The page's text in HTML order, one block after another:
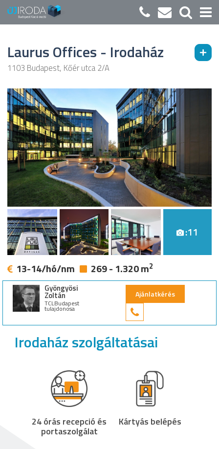
Laurus Offices - Irodaház
1103 Budapest, Kőér utca 2/A
:11
13-14/hó/nm 269 - 1.320 m2
Gyöngyösi
Zoltán
TCLBudapest
tulajdonosa
Ajánlatkérés
Irodaház szolgáltatásai
24 órás recepció és
portaszolgálat
Kártyás belépés